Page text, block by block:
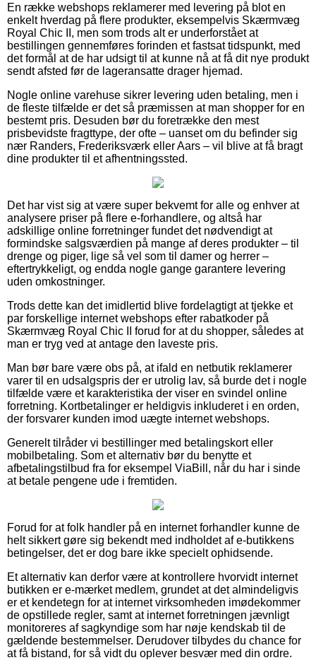
En række webshops reklamerer med levering på blot en
enkelt hverdag på flere produkter, eksempelvis Skærmvæg
Royal Chic II, men som trods alt er underforstået at
bestillingen gennemføres forinden et fastsat tidspunkt, med
det formål at de har udsigt til at kunne nå at få dit nye produkt
sendt afsted før de lageransatte drager hjemad.
Nogle online varehuse sikrer levering uden betaling, men i
de fleste tilfælde er det så præmissen at man shopper for en
bestemt pris. Desuden bør du foretrække den mest
prisbevidste fragttype, der ofte – uanset om du befinder sig
nær Randers, Frederiksværk eller Aars – vil blive at få bragt
dine produkter til et afhentningssted.
Det har vist sig at være super bekvemt for alle og enhver at
analysere priser på flere e-forhandlere, og altså har
adskillige online forretninger fundet det nødvendigt at
formindske salgsværdien på mange af deres produkter – til
drenge og piger, lige så vel som til damer og herrer –
eftertrykkeligt, og endda nogle gange garantere levering
uden omkostninger.
Trods dette kan det imidlertid blive fordelagtigt at tjekke et
par forskellige internet webshops efter rabatkoder på
Skærmvæg Royal Chic II forud for at du shopper, således at
man er tryg ved at antage den laveste pris.
Man bør bare være obs på, at ifald en netbutik reklamerer
varer til en udsalgspris der er utrolig lav, så burde det i nogle
tilfælde være et karakteristika der viser en svindel online
forretning. Kortbetalinger er heldigvis inkluderet i en orden,
der forsvarer kunden imod uægte internet webshops.
Generelt tilråder vi bestillinger med betalingskort eller
mobilbetaling. Som et alternativ bør du benytte et
afbetalingstilbud fra for eksempel ViaBill, når du har i sinde
at betale pengene ude i fremtiden.
Forud for at folk handler på en internet forhandler kunne de
helt sikkert gøre sig bekendt med indholdet af e-butikkens
betingelser, det er dog bare ikke specielt ophidsende.
Et alternativ kan derfor være at kontrollere hvorvidt internet
butikken er e-mærket medlem, grundet at det almindeligvis
er et kendetegn for at internet virksomheden imødekommer
de opstillede regler, samt at internet forretningen jævnligt
monitoreres af sagkyndige som har nøje kendskab til de
gældende bestemmelser. Derudover tilbydes du chance for
at få bistand, for så vidt du oplever besvær med din ordre.